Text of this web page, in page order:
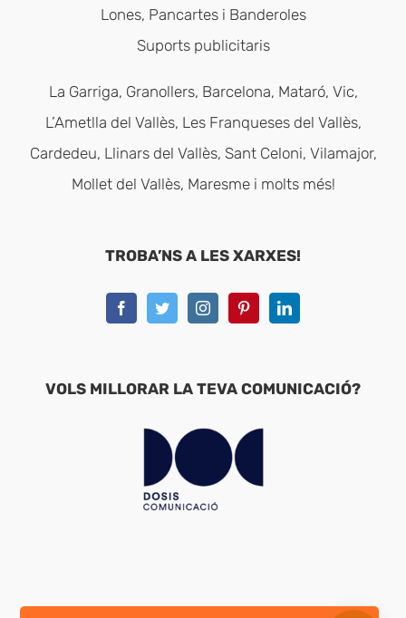
Lones, Pancartes i Banderoles
Suports publicitaris
La Garriga, Granollers, Barcelona, Mataró, Vic,
L’Ametlla del Vallès, Les Franqueses del Vallès,
Cardedeu, Llinars del Vallès, Sant Celoni, Vilamajor,
Mollet del Vallès, Maresme i molts més!
TROBA’NS A LES XARXES!
VOLS MILLORAR LA TEVA COMUNICACIÓ?